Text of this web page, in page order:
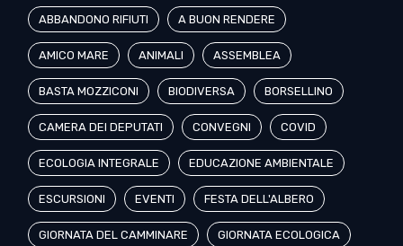
ABBANDONO RIFIUTI A BUON RENDERE
AMICO MARE ANIMALI ASSEMBLEA
BASTA MOZZICONI BIODIVERSA BORSELLINO
CAMERA DEI DEPUTATI CONVEGNI COVID
ECOLOGIA INTEGRALE EDUCAZIONE AMBIENTALE
ESCURSIONI EVENTI FESTA DELL'ALBERO
GIORNATA DEL CAMMINARE GIORNATA ECOLOGICA